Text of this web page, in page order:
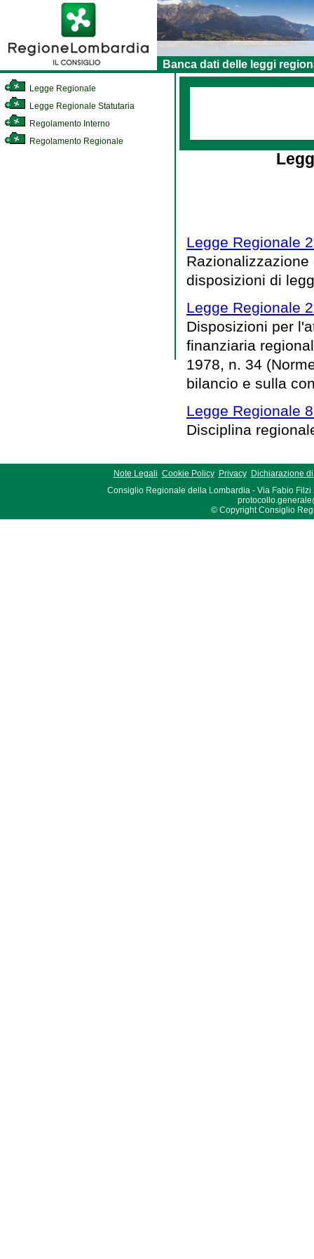
Banca dati delle leggi
Legge Regionale
Legge Regionale Statutaria
Regolamento Interno
Regolamento Regionale
Legge Regionale
disposizioni di
Legge Regionale
Disposizioni per
finanziaria
1978, n. 34
bilancio e sulla
Legge Regionale
Disciplina
Note Legali Cookie Policy Privacy
Dichiarazione
Consiglio Regionale della Lombardia - Via Fabio Filzi
© Copyright Consiglio